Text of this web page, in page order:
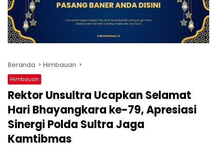
Beranda Himbauan
Himbauan
Rektor Unsultra Ucapkan Selamat
Hari Bhayangkara ke-79, Apresiasi
Sinergi Polda Sultra Jaga
Kamtibmas